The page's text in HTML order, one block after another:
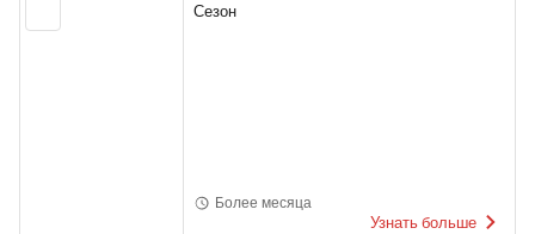
Сезон
Более месяца
Узнать больше